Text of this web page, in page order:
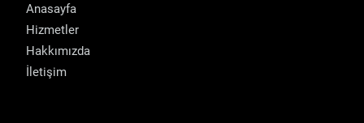
Anasayfa
Hizmetler
Hakkımızda
İletişim